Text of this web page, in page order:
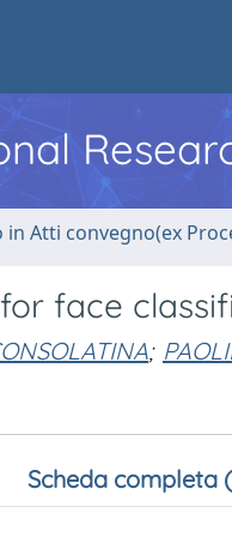
Atti convegno(ex
face
;
Scheda completa